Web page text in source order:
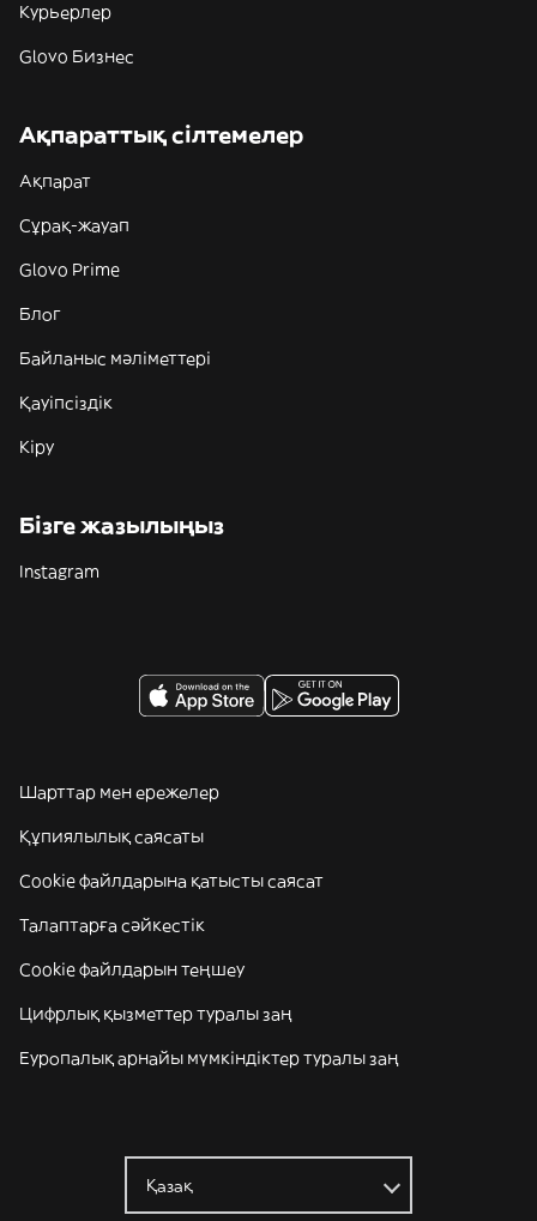
Курьерлер
Glovo Бизнес
Ақпараттық сілтемелер
Ақпарат
Сұрақ-жауап
Glovo Prime
Блог
Байланыс мәліметтері
Қауіпсіздік
Кіру
Бізге жазылыңыз
Instagram
Шарттар мен ережелер
Құпиялылық саясаты
Cookie файлдарына қатысты саясат
Талаптарға сәйкестік
Cookie файлдарын теңшеу
Цифрлық қызметтер туралы заң
Еуропалық арнайы мүмкіндіктер туралы заң